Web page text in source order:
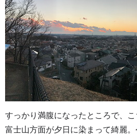
すっかり満腹になったところで、
富士山方面が夕日に染まって綺麗